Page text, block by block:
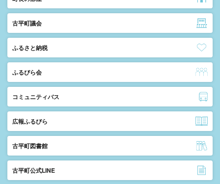
古平町議会
ふるさと納税
ふるびら会
コミュニティバス
広報ふるびら
古平町図書館
古平町公式LINE